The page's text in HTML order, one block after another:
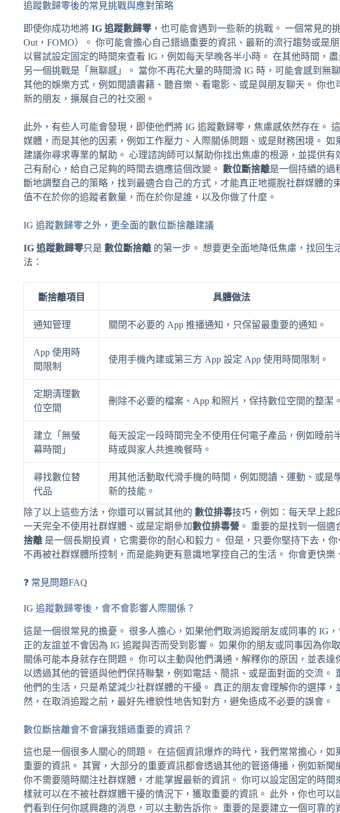
追蹤數歸零後的常見挑戰與應對策略
即使你成功地將 IG 追蹤數歸零，也可能會遇到一些新的挑戰。 一個常見的
Out，FOMO）。 你可能會擔心自己錯過重要的資訊、最新的流行趨勢或是
以嘗試設定固定的時間來查看 IG，例如每天早晚各半小時。 在其他時間，
另一個挑戰是「無聊感」。 當你不再花大量的時間滑 IG 時，可能會感到無
其他的娛樂方式，例如閱讀書籍、聽音樂、看電影、或是與朋友聊天。 你
新的朋友，擴展自己的社交圈。
此外，有些人可能會發現，即使他們將 IG 追蹤數歸零，焦慮感依然存在。
媒體，而是其他的因素，例如工作壓力、人際關係問題、或是財務困境。 如
建議你尋求專業的幫助。 心理諮詢師可以幫助你找出焦慮的根源，並提供有
己有耐心，給自己足夠的時間去適應這個改變。 數位斷捨離是一個持續的過
斷地調整自己的策略，找到最適合自己的方式，才能真正地擺脫社群媒體的
值不在於你的追蹤者數量，而在於你是誰，以及你做了什麼。
IG 追蹤數歸零之外，更全面的數位斷捨離建議
IG 追蹤數歸零只是 數位斷捨離 的第一步。 想要更全面地降低焦慮，找回生
法：
斷捨離項目 具體做法
通知管理 關閉不必要的 App 推播通知，只保留最重要的通知。
App 使用時
間限制
使用手機內建或第三方 App 設定 App 使用時間限制。
定期清理數
位空間
刪除不必要的檔案、App 和照片，保持數位空間的整潔。
建立「無螢
幕時間」
每天設定一段時間完全不使用任何電子產品，例如睡前
時或與家人共進晚餐時。
尋找數位替
代品
用其他活動取代滑手機的時間，例如閱讀、運動、或是
新的技能。
除了以上這些方法，你還可以嘗試其他的 數位排毒技巧，例如：每天早上起
一天完全不使用社群媒體、或是定期參加數位排毒營 。 重要的是找到一個適
捨離 是一個長期投資，它需要你的耐心和毅力。 但是，只要你堅持下去，
不再被社群媒體所控制，而是能夠更有意識地掌控自己的生活。 你會更快樂
❓ 常見問題FAQ
IG 追蹤數歸零後，會不會影響人際關係？
這是一個很常見的擔憂。 很多人擔心，如果他們取消追蹤朋友或同事的 IG
正的友誼並不會因為 IG 追蹤與否而受到影響。 如果你的朋友或同事因為你
關係可能本身就存在問題。 你可以主動與他們溝通，解釋你的原因，並表
以透過其他的管道與他們保持聯繫，例如電話、簡訊、或是面對面的交流。
他們的生活，只是希望減少社群媒體的干擾。 真正的朋友會理解你的選擇
然，在取消追蹤之前，最好先禮貌性地告知對方，避免造成不必要的誤會。
數位斷捨離會不會讓我錯過重要的資訊？
這也是一個很多人關心的問題。 在這個資訊爆炸的時代，我們常常擔心，
重要的資訊。 其實，大部分的重要資訊都會透過其他的管道傳播，例如新聞
你不需要隨時關注社群媒體，才能掌握最新的資訊。 你可以設定固定的時間
樣就可以在不被社群媒體干擾的情況下，獲取重要的資訊。 此外，你也可
們看到任何你感興趣的消息，可以主動告訴你。 重要的是要建立一個可靠